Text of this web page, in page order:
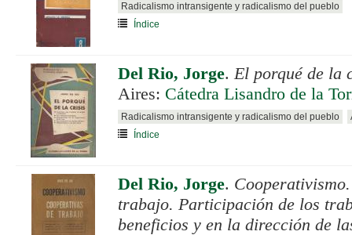
Radicalismo intransigente y radicalismo del pueblo
Índice
Del Rio, Jorge.El porqué de la
Aires: Cátedra Lisandro de la
Radicalismo intransigente y radicalismo del pueblo
Índice
Del Rio, Jorge.
trabajo. Participación de los
beneficios y en la dirección de